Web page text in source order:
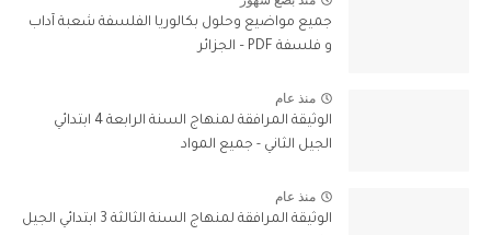
جميع مواضيع وحلول بكالوريا الفلسفة شعبة آداب
و فلسفة PDF – الجزائر
منذ عام
الوثيقة المرافقة لمنهاج السنة الرابعة 4 ابتدائي
الجيل الثاني - جميع المواد
منذ عام
الوثيقة المرافقة لمنهاج السنة الثالثة 3 ابتدائي الجيل